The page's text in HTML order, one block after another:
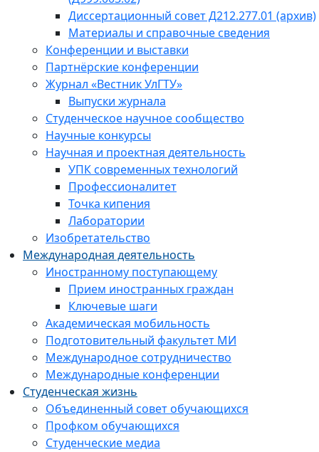
Диссертационный совет Д212.277.01 (архив)
Материалы и справочные сведения
Конференции и выставки
Партнёрские конференции
Журнал «Вестник УлГТУ»
Выпуски журнала
Студенческое научное сообщество
Научные конкурсы
Научная и проектная деятельность
УПК современных технологий
Профессионалитет
Точка кипения
Лаборатории
Изобретательство
Международная деятельность
Иностранному поступающему
Прием иностранных граждан
Ключевые шаги
Академическая мобильность
Подготовительный факультет МИ
Международное сотрудничество
Международные конференции
Студенческая жизнь
Объединенный совет обучающихся
Профком обучающихся
Студенческие медиа